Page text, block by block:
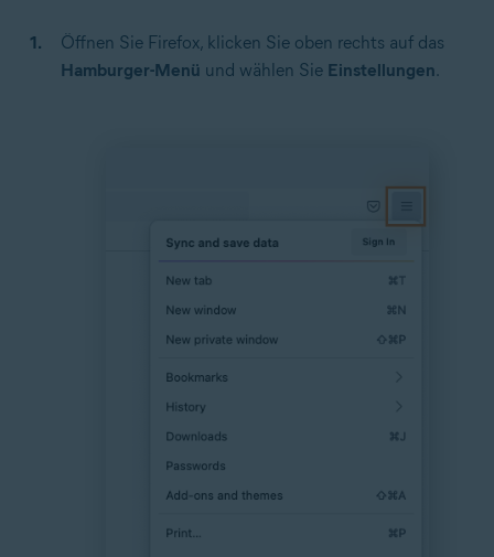
Öffnen Sie Firefox, klicken Sie oben rechts auf das
Hamburger-Menü und wählen Sie Einstellungen.